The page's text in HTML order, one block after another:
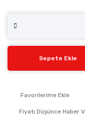
Sepete Ekle
Fiyatı Düşünce Haber